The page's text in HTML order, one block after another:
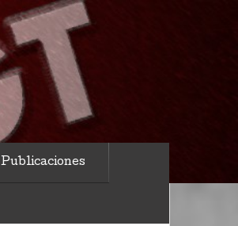
Publicaciones